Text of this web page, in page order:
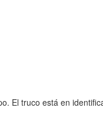
El truco está en